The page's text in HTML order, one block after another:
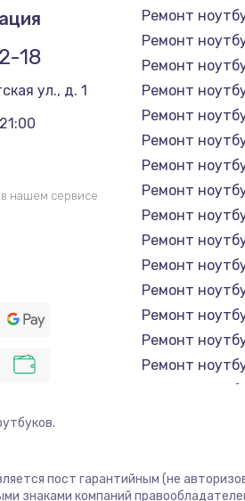
18
ул., д. 1
нашем сервисе
Ремонт
Ремонт
Ремонт
Ремонт
Ремонт
Ремонт
Ремонт
Ремонт
Ремонт
Ремонт
Ремонт
Ремонт
Ремонт
Ремонт
Ремонт
Ремонт
Ремонт
пост гарантийным (не
знаками компаний